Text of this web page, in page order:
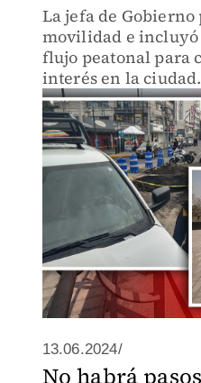
La jefa de
movilidad e incluyó
flujo peatonal para
interés en la ciudad.
13.06.2024/
No habrá